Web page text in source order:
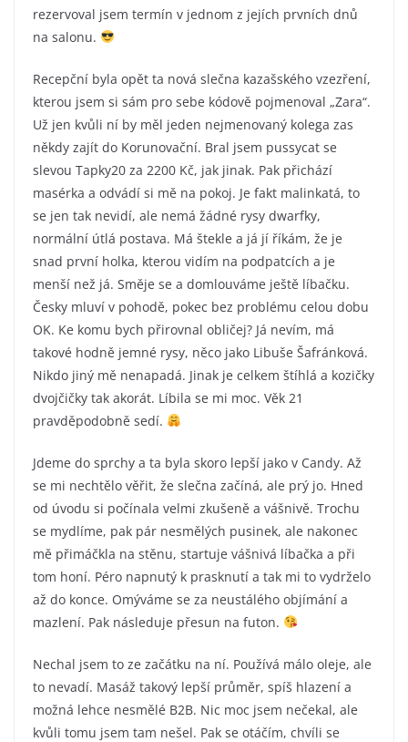
rezervoval jsem termín v jednom z jejích prvních dnů
na salonu.
Recepční byla opět ta nová slečna kazašského vzezření,
kterou jsem si sám pro sebe kódově pojmenoval „Zara“.
Už jen kvůli ní by měl jeden nejmenovaný kolega zas
někdy zajít do Korunovační. Bral jsem pussycat se
slevou Tapky20 za 2200 Kč, jak jinak. Pak přichází
masérka a odvádí si mě na pokoj. Je fakt malinkatá, to
se jen tak nevidí, ale nemá žádné rysy dwarfky,
normální útlá postava. Má štekle a já jí říkám, že je
snad první holka, kterou vidím na podpatcích a je
menší než já. Směje se a domlouváme ještě líbačku.
Česky mluví v pohodě, pokec bez problému celou dobu
OK. Ke komu bych přirovnal obličej? Já nevím, má
takové hodně jemné rysy, něco jako Libuše Šafránková.
Nikdo jiný mě nenapadá. Jinak je celkem štíhlá a kozičky
dvojčičky tak akorát. Líbila se mi moc. Věk 21
pravděpodobně sedí.
Jdeme do sprchy a ta byla skoro lepší jako v Candy. Až
se mi nechtělo věřit, že slečna začíná, ale prý jo. Hned
od úvodu si počínala velmi zkušeně a vášnivě. Trochu
se mydlíme, pak pár nesmělých pusinek, ale nakonec
mě přimáčkla na stěnu, startuje vášnivá líbačka a při
tom honí. Péro napnutý k prasknutí a tak mi to vydrželo
až do konce. Omýváme se za neustálého objímání a
mazlení. Pak následuje přesun na futon.
Nechal jsem to ze začátku na ní. Používá málo oleje, ale
to nevadí. Masáž takový lepší průměr, spíš hlazení a
možná lehce nesmělé B2B. Nic moc jsem nečekal, ale
kvůli tomu jsem tam nešel. Pak se otáčím, chvíli se